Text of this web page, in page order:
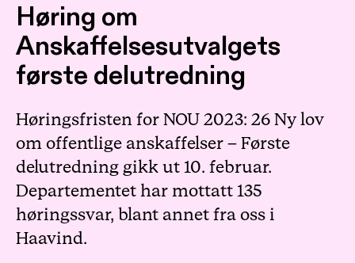
Høring om
Anskaffelsesutvalgets
første delutredning
Høringsfristen for NOU 2023: 26 Ny lov
om offentlige anskaffelser – Første
delutredning gikk ut 10. februar.
Departementet har mottatt 135
høringssvar, blant annet fra oss i
Haavind.